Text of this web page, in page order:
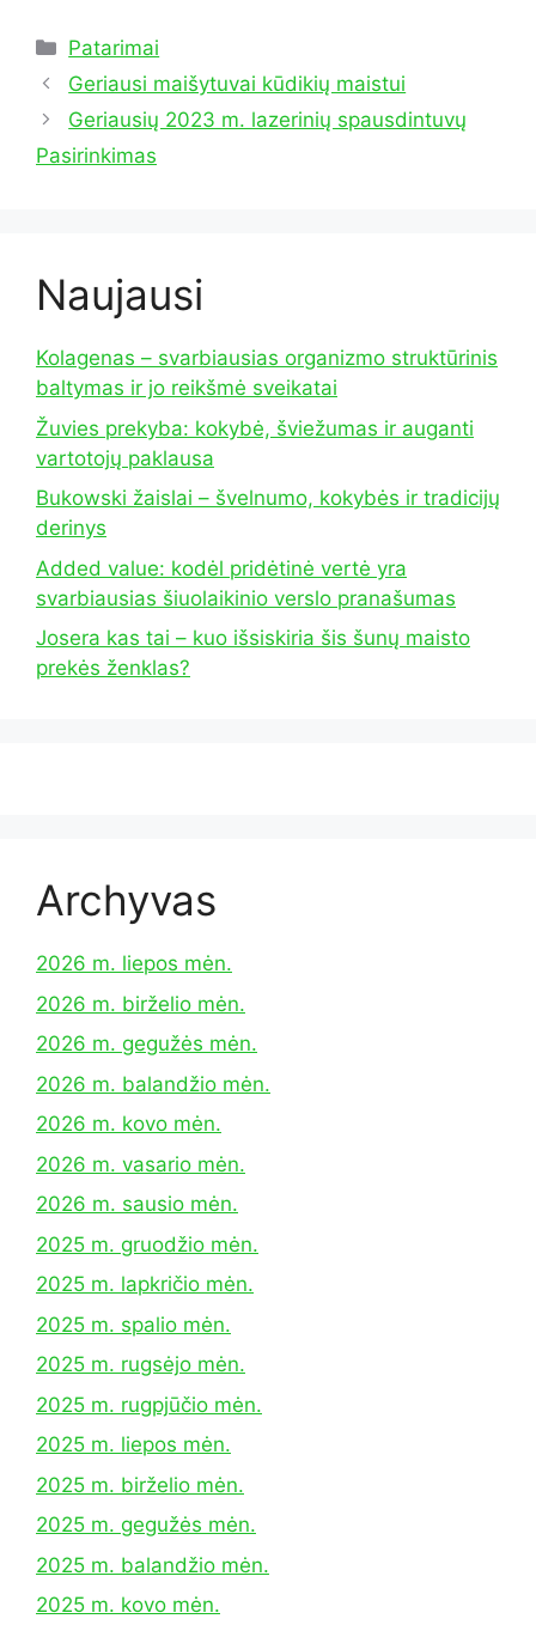
Kategorijos
Patarimai
Geriausi maišytuvai kūdikių maistui
Geriausių 2023 m. lazerinių spausdintuvų
Pasirinkimas
Naujausi
Kolagenas – svarbiausias organizmo struktūrinis
baltymas ir jo reikšmė sveikatai
Žuvies prekyba: kokybė, šviežumas ir auganti
vartotojų paklausa
Bukowski žaislai – švelnumo, kokybės ir tradicijų
derinys
Added value: kodėl pridėtinė vertė yra
svarbiausias šiuolaikinio verslo pranašumas
Josera kas tai – kuo išsiskiria šis šunų maisto
prekės ženklas?
Archyvas
2026 m. liepos mėn.
2026 m. birželio mėn.
2026 m. gegužės mėn.
2026 m. balandžio mėn.
2026 m. kovo mėn.
2026 m. vasario mėn.
2026 m. sausio mėn.
2025 m. gruodžio mėn.
2025 m. lapkričio mėn.
2025 m. spalio mėn.
2025 m. rugsėjo mėn.
2025 m. rugpjūčio mėn.
2025 m. liepos mėn.
2025 m. birželio mėn.
2025 m. gegužės mėn.
2025 m. balandžio mėn.
2025 m. kovo mėn.